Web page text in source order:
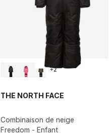
+2
THE NORTH FACE
Combinaison de neige
Freedom - Enfant